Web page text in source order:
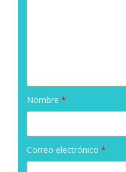
Nombre *
Correo electrónico *